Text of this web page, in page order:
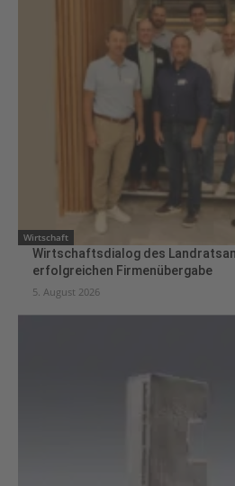
Wirtschaft
Wirtschaftsdialog des
erfolgreichen Firmenübergabe
5. August 2026